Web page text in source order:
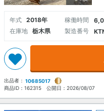
年式 2018年 稼働時間
在庫地
栃木県 製造番号
出品者： 10685017
商品ID： 162315 公開日： 2026/08/07